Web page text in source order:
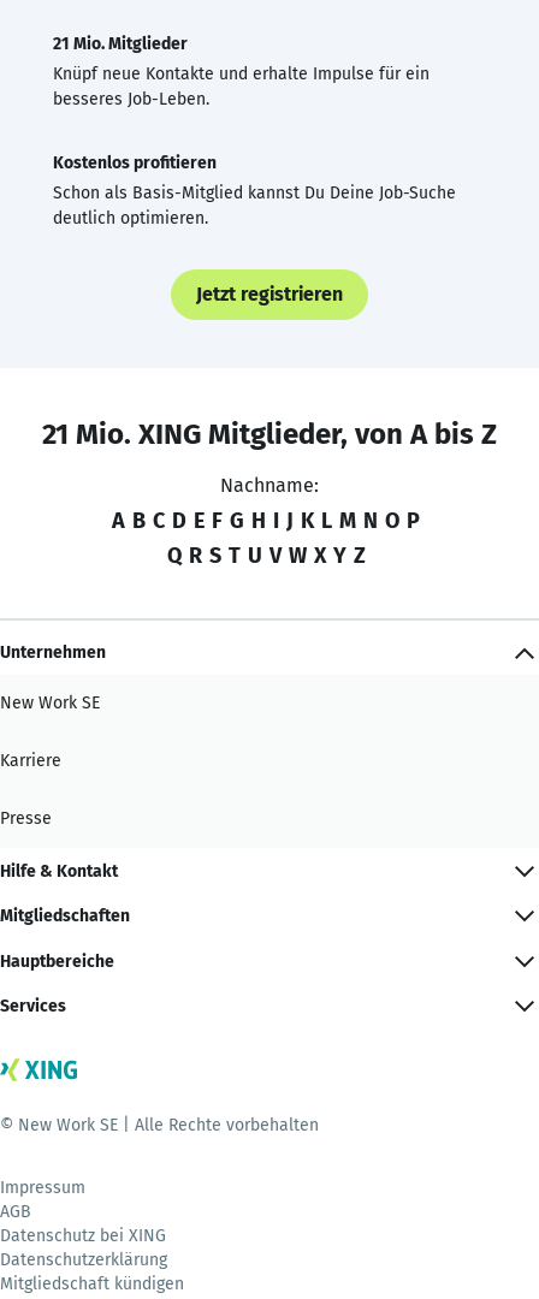
21 Mio. Mitglieder
Knüpf neue Kontakte und erhalte Impulse für ein
besseres Job-Leben.
Kostenlos profitieren
Schon als Basis-Mitglied kannst Du Deine Job-Suche
deutlich optimieren.
Jetzt registrieren
21 Mio. XING Mitglieder, von A bis Z
Nachname:
A B C D E F G H I J K L M N O P
Q R S T U V W X Y Z
Unternehmen
New Work SE
Karriere
Presse
Hilfe & Kontakt
Mitgliedschaften
Hauptbereiche
Services
© New Work SE | Alle Rechte vorbehalten
Impressum
AGB
Datenschutz bei XING
Datenschutzerklärung
Mitgliedschaft kündigen